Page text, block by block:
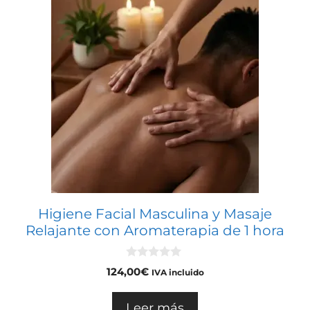
Higiene Facial Masculina y Masaje
Relajante con Aromaterapia de 1 hora
0
d
124,00€ IVA incluido